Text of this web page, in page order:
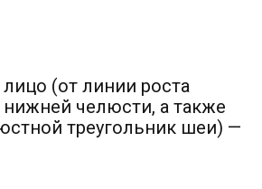
(от линии роста
нижней челюсти, а также
треугольник шеи) —